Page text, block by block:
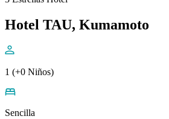
Hotel TAU, Kumamoto
1 (+0 Niños)
Sencilla